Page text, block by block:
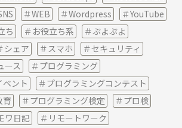
WEB Wordpress
YouTube
ち お役立ち系
ぷよぷよ
シェア スマホ
セキュリティ
ース
プログラミング
ント
プログラミングコンテスト
育
プログラミング検定
プロ検
ワ日記
リモートワーク